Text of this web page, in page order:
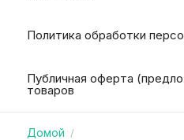
Политика обработки
Публичная оферта
товаров
Домой /